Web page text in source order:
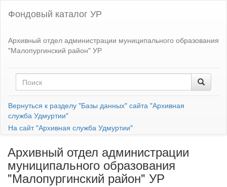
Фондовый каталог УР
Архивный отдел администрации муниципального образования
"Малопургинский район" УР
Вернуться к разделу "Базы данных" сайта "Архивная
служба Удмуртии"
На сайт "Архивная служба Удмуртии"
Архивный отдел администрации
муниципального образования
"Малопургинский район" УР